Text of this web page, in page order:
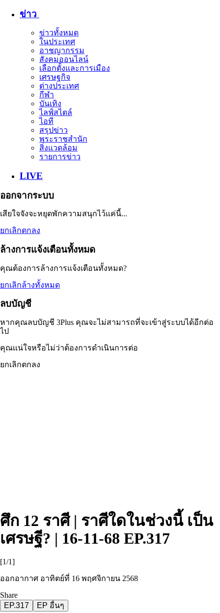
ข่าว
ข่าวทั้งหมด
ในประเทศ
อาชญากรรม
สังคมออนไลน์
เลือกตั้งและการเมือง
เศรษฐกิจ
ต่างประเทศ
กีฬา
บันเทิง
ไลฟ์สไตล์
ไอที
สรุปข่าว
พระราชสำนัก
สิ่งแวดล้อม
รายการข่าว
LIVE
ออกจากระบบ
เสียใจจังจะหยุดพักความสนุกไว้แค่นี้...
ยกเลิกตกลง
ล้างการแจ้งเตือนทั้งหมด
คุณต้องการล้างการแจ้งเตือนทั้งหมด?
ยกเลิกล้างทั้งหมด
ลบบัญชี
หากคุณลบบัญชี 3Plus คุณจะไม่สามารถที่จะเข้าสู่ระบบได้อีกต่อ
ไป
คุณเเน่ใจหรือไม่ว่าต้องการดำเนินการต่อ
ยกเลิกตกลง
ศึก 12 ราศี | ราศีใดในช่วงนี้ เป็น
เศรษฐี? | 16-11-68 EP.317
[1/1]
ออกอากาศ อาทิตย์ที่ 16 พฤศจิกายน 2568
Share
EP.317
EP อื่นๆ